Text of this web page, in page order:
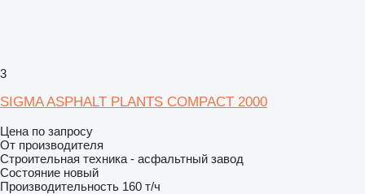
3
SIGMA ASPHALT PLANTS COMPACT 2000
Цена по запросу
От производителя
Строительная техника - асфальтный завод
Состояние новый
Производительность 160 т/ч